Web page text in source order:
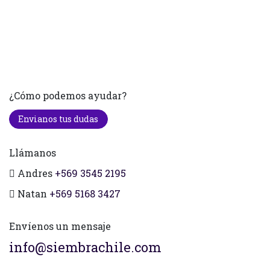
¿Cómo podemos ayudar?
Envianos tus dudas
Llámanos
Andres +569 3545 2195
Natan +569 5168 3427
Envíenos un mensaje
info@siembrachile.com